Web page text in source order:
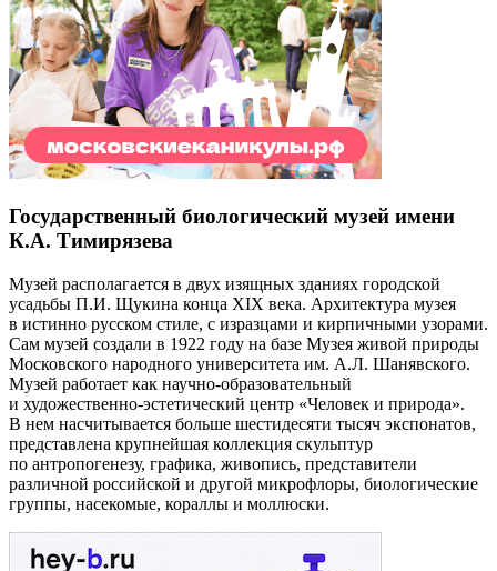
Государственный биологический музей имени
К.А. Тимирязева
Музей располагается в двух изящных зданиях городской
усадьбы П.И. Щукина конца XIX века. Архитектура музея
в истинно русском стиле, с изразцами и кирпичными узорами.
Сам музей создали в 1922 году на базе Музея живой природы
Московского народного университета им. А.Л. Шанявского.
Музей работает как научно-образовательный
и художественно-эстетический центр «Человек и природа».
В нем насчитывается больше шестидесяти тысяч экспонатов,
представлена крупнейшая коллекция скульптур
по антропогенезу, графика, живопись, представители
различной российской и другой микрофлоры, биологические
группы, насекомые, кораллы и моллюски.